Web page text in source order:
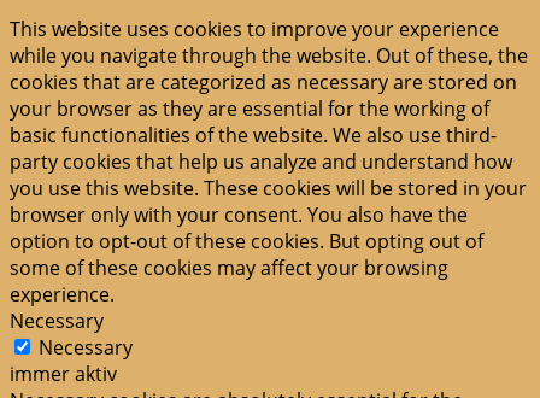
This website uses cookies to improve your experience
while you navigate through the website. Out of these, the
cookies that are categorized as necessary are stored on
your browser as they are essential for the working of
basic functionalities of the website. We also use third-
party cookies that help us analyze and understand how
you use this website. These cookies will be stored in your
browser only with your consent. You also have the
option to opt-out of these cookies. But opting out of
some of these cookies may affect your browsing
experience.
Necessary
Necessary
immer aktiv